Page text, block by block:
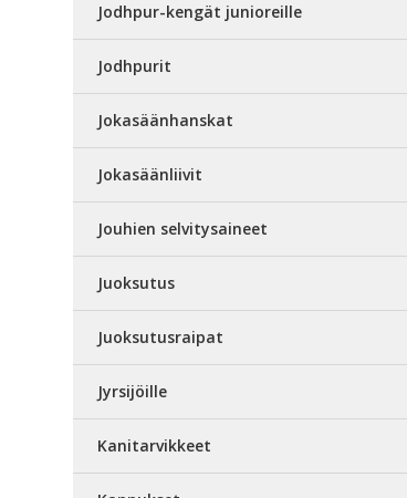
Jodhpur-kengät junioreille
Jodhpurit
Jokasäänhanskat
Jokasäänliivit
Jouhien selvitysaineet
Juoksutus
Juoksutusraipat
Jyrsijöille
Kanitarvikkeet